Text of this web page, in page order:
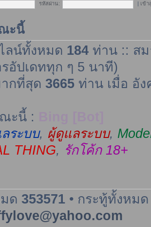
รหัสผ่าน: เข้
ะนี้
ลน์ทั้งหมด 184ท่าน :: สม
อัปเดททุก ๆ 5 นาที)
กที่สุด 3665ท่าน เมื่อ อัง
ะนี้ :
ระบบ, ผู้ดูแลระบบ,
THING, รักโค้ก 18+
ด 353571• กระทู้ทั้งหม